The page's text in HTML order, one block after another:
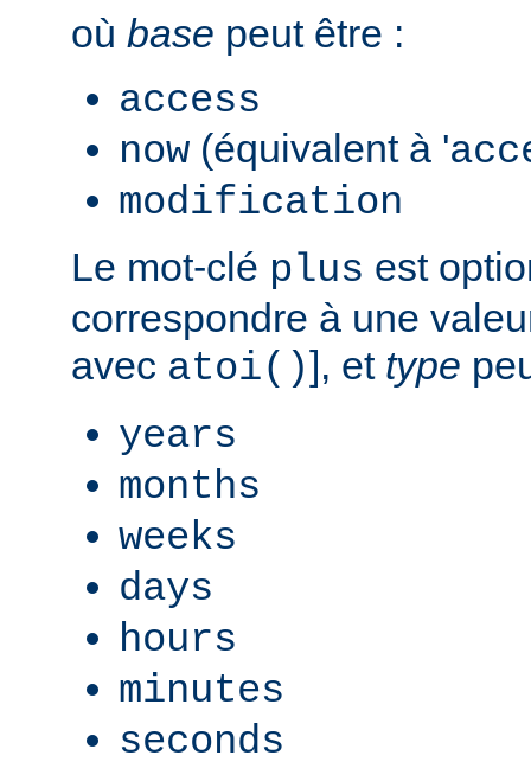
où base peut être :
access
now (équivalent à '
modification
Le mot-clé plus est
correspondre à une
avec atoi()], et type
years
months
weeks
days
hours
minutes
seconds